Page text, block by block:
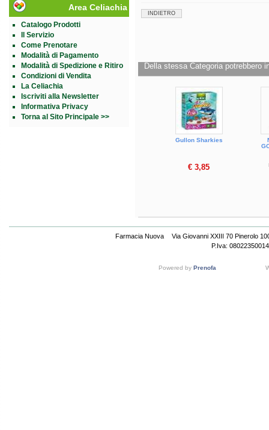
Area Celiachia
Catalogo Prodotti
Il Servizio
Come Prenotare
Modalità di Pagamento
Modalità di Spedizione e Ritiro
Condizioni di Vendita
La Celiachia
Iscriviti alla Newsletter
Informativa Privacy
Torna al Sito Principale >>
INDIETRO
Della stessa Categoria potrebbero
Gullon Sharkies
€ 3,85
Farmacia Nuova
Via Giovanni XXIII 70 Pinerolo
P.Iva: 08022350014
Powered by Prenofa